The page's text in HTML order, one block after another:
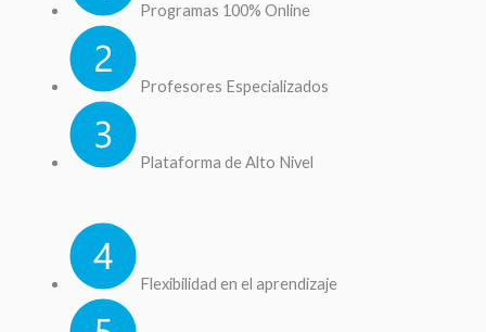
Programas 100% Online
Profesores Especializados
Plataforma de Alto Nivel
Flexibilidad en el aprendizaje